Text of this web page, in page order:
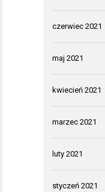
czerwiec 2021
maj 2021
kwiecień 2021
marzec 2021
luty 2021
styczeń 2021